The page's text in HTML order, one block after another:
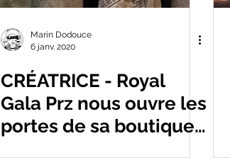
Marin Dodouce
6 janv. 2020
CRÉATRICE - Royal
Gala Prz nous ouvre les
portes de sa boutique